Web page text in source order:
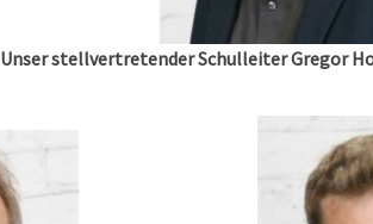
Unser stellvertretender Schulleiter Gregor